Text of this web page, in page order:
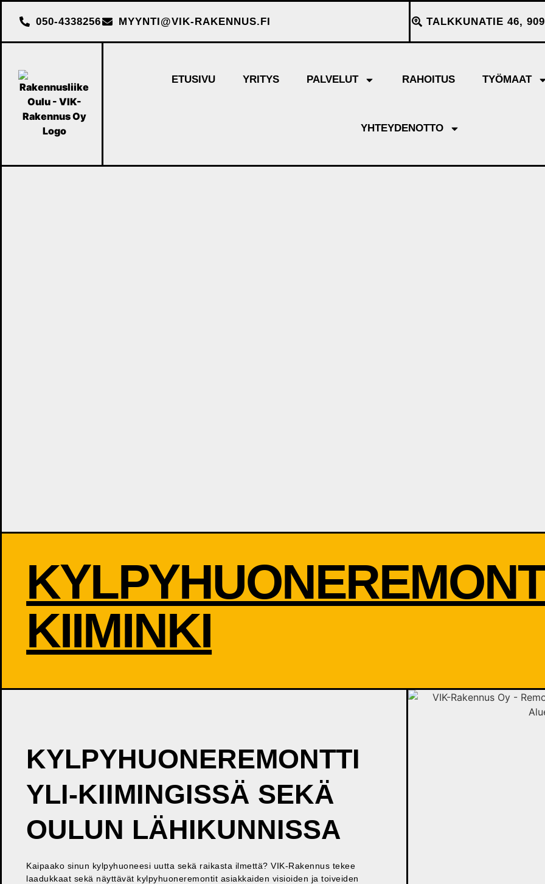
050-4338256 MYYNTI@VIK-RAKENNUS.FI TALKKUNATIE 46,
ETUSIVU YRITYS PALVELUT RAHOITUS TYÖMAAT
YHTEYDENOTTO
KIIMINKI
KYLPYHUONEREMONTTI
YLI-KIIMINGISSÄ SEKÄ
OULUN LÄHIKUNNISSA
Kaipaako sinun kylpyhuoneesi uutta sekä raikasta ilmettä? VIK-Rakennus tekee
laadukkaat sekä näyttävät kylpyhuoneremontit asiakkaiden visioiden ja toiveiden